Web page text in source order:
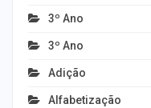
3º Ano
3º Ano
Adição
Alfabetização